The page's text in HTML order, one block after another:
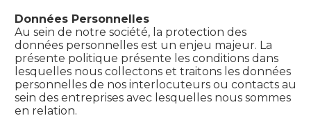
Données Personnelles
Au sein de notre société, la protection des
données personnelles est un enjeu majeur. La
présente politique présente les conditions dans
lesquelles nous collectons et traitons les données
personnelles de nos interlocuteurs ou contacts au
sein des entreprises avec lesquelles nous sommes
en relation.